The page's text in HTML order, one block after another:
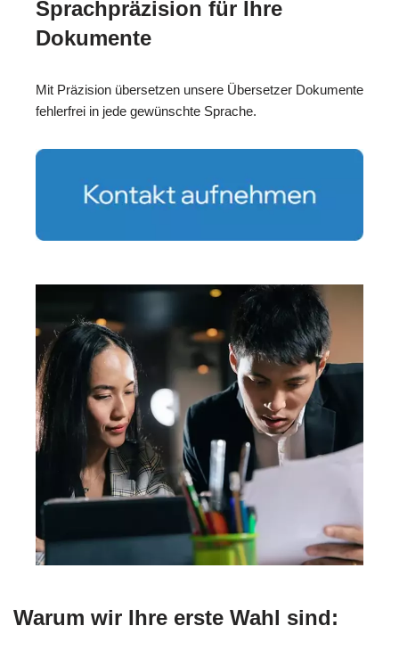
Sprachpräzision für Ihre
Dokumente
Mit Präzision übersetzen unsere Übersetzer Dokumente
fehlerfrei in jede gewünschte Sprache.
Warum wir Ihre erste Wahl sind: